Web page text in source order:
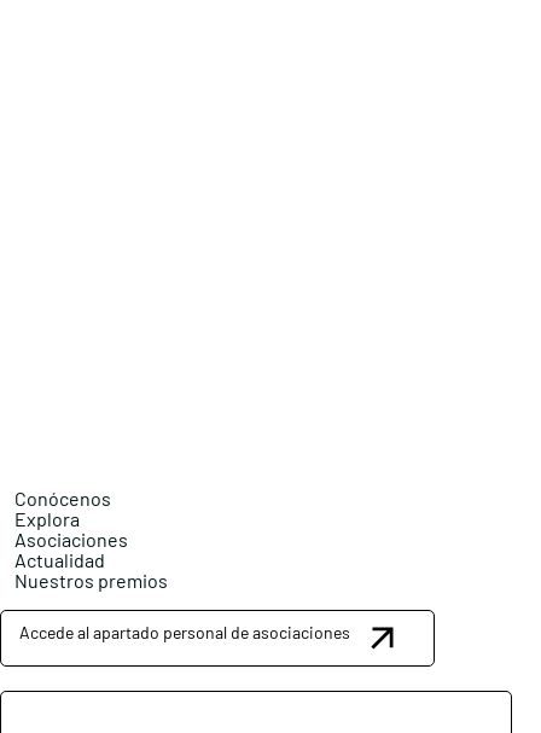
Conócenos
Explora
Asociaciones
Actualidad
Nuestros premios
Accede al apartado personal de asociaciones